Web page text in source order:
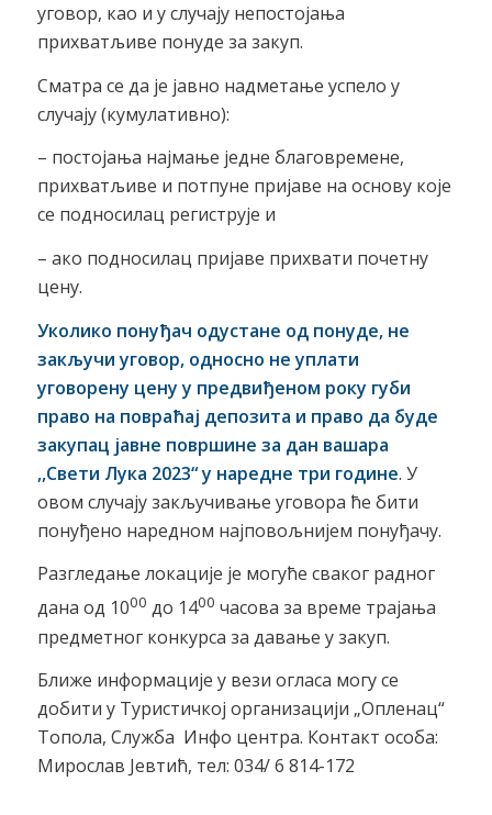
уговор, као и у случају непостојања
прихватљиве понуде за закуп.
Сматра се да је јавно надметање успело у
случају (кумулативно):
– постојања најмање једне благовремене,
прихватљиве и потпуне пријаве на основу које
се подносилац региструје и
– ако подносилац пријаве прихвати почетну
цену.
Уколико понуђач одустане од понуде, не
закључи уговор, односно не уплати
уговорену цену у предвиђеном року губи
право на повраћај депозита и право да буде
закупац јавне површине за дан вашара
,,Свети Лука 2023“у наредне три године. У
овом случају закључивање уговора ће бити
понуђено наредном најповољнијем понуђачу.
Разгледање локације је могуће сваког радног
дана од 1000 до 1400 часова за време трајања
предметног конкурса за давање у закуп.
Ближе информације у вези огласа могу се
добити у Туристичкој организацији „Опленац“
Топола, Служба Инфо центра. Контакт особа:
Мирослав Јевтић, тел: 034/ 6 814-172